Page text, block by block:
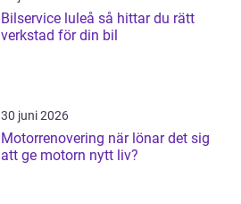
Bilservice luleå så hittar du rätt
verkstad för din bil
30 juni 2026
Motorrenovering när lönar det sig
att ge motorn nytt liv?